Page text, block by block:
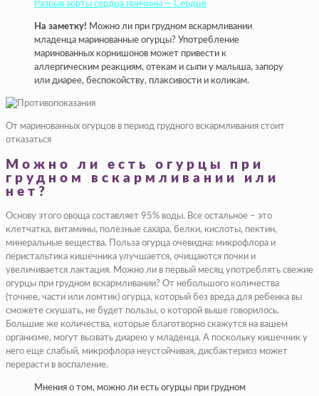
Разрыв аорты сердца причины — Сердце
На заметку! Можно ли при грудном вскармливании
младенца маринованные огурцы? Употребление
маринованных корнишонов может привести к
аллергическим реакциям, отекам и сыпи у малыша, запору
или диарее, беспокойству, плаксивости и коликам.
От маринованных огурцов в период грудного вскармливания стоит
отказаться
Можно ли есть огурцы при
грудном вскармливании или
нет?
Основу этого овоща составляет 95% воды. Все остальное – это
клетчатка, витамины, полезные сахара, белки, кислоты, пектин,
минеральные вещества. Польза огурца очевидна: микрофлора и
перистальтика кишечника улучшается, очищаются почки и
увеличивается лактация. Можно ли в первый месяц употреблять свежие
огурцы при грудном вскармливании? От небольшого количества
(точнее, части или ломтик) огурца, который без вреда для ребенка вы
сможете скушать, не будет пользы, о которой выше говорилось.
Большие же количества, которые благотворно скажутся на вашем
организме, могут вызвать диарею у младенца. А поскольку кишечник у
него еще слабый, микрофлора неустойчивая, дисбактериоз может
перерасти в воспаление.
Мнения о том, можно ли есть огурцы при грудном